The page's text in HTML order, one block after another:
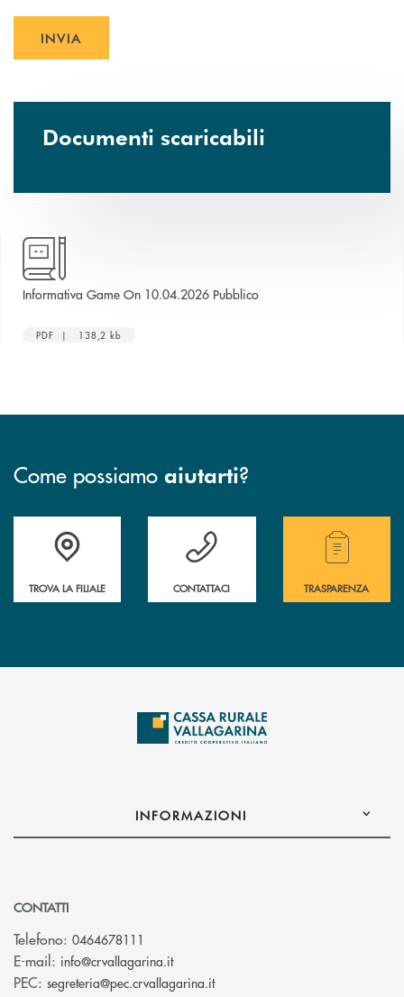
INVIA
Documenti scaricabili
Informativa Game On 10.04.2026 Pubblicoapre una nuova finestra
PDF | 138,2 kb
Come possiamo aiutarti?
Accedi all' elenco completo delle filiali .
TROVA LA FILIALE
Hai bisogno di assistenza immediata?
CONTATTACI
Hai bisogno di
TRASPARENZA
INFORMAZIONI
CONTATTI
Telefono: 0464678111
E-mail: info@crvallagarina.it(si apre l’app di posta elettronica)
PEC: segreteria@pec.crvallagarina.it(si apre l’app di posta